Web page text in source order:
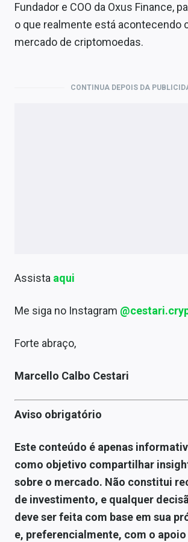
Fundador e COO da Oxus Finance,
o que realmente está acontecendo
mercado de criptomoedas.
CONTINUA DEPOIS DA
Assista aqui
Me siga no Instagram
Forte abraço,
Marcello Calbo Cestari
Aviso obrigatório
Este conteúdo é apenas
como objetivo compartilhar
sobre o mercado. Não constitui
de investimento, e qualquer
deve ser feita com base em sua
e, preferencialmente, com o apoio